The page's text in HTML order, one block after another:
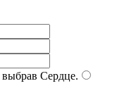
Сердце.